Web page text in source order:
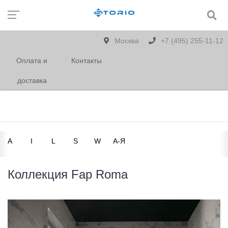
Москва +7 (495) 255-11-12
Оплата и
доставка
Контакты
A I L S W А-Я
Коллекция Fap Roma